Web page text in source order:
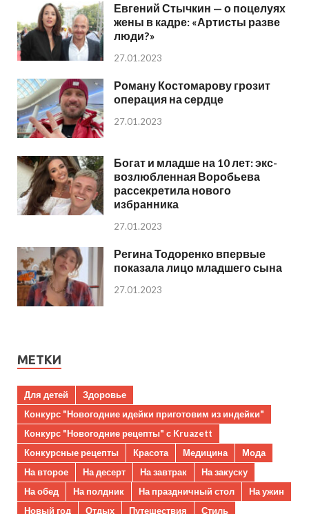
Евгений Стычкин — о поцелуях
жены в кадре: «Артисты разве
люди?»
27.01.2023
Роману Костомарову грозит
операция на сердце
27.01.2023
Богат и младше на 10 лет: экс-
возлюбленная Воробьева
рассекретила нового
избранника
27.01.2023
Регина Тодоренко впервые
показала лицо младшего сына
27.01.2023
МЕТКИ
Для детей
Здоровье
Конкурс "Новогодние идейки приготовим из индейки"
Конкурс "Новогодние рецепты" с Kruazett
Конкурсные рецепты
Красота Медицина
Мода
На второе
На десерт На завтрак
На закуску
На обед
На полдник На праздничный стол
На ужин
Новый год
Отдых Путешествия
Стиль